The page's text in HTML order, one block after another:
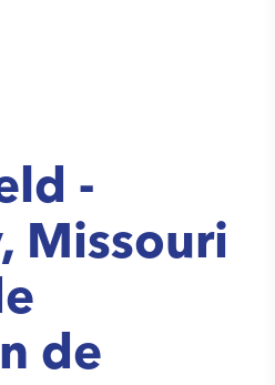
-
Missouri
de